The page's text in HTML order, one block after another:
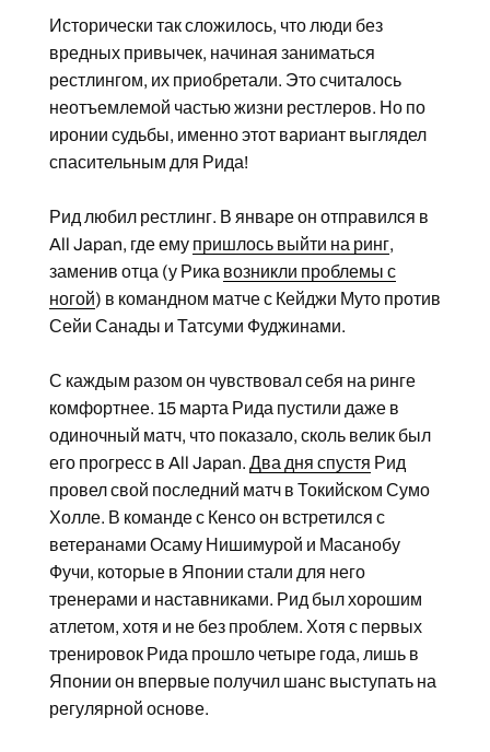
Исторически так сложилось, что люди без
вредных привычек, начиная заниматься
рестлингом, их приобретали. Это считалось
неотъемлемой частью жизни рестлеров. Но по
иронии судьбы, именно этот вариант выглядел
спасительным для Рида!
Рид любил рестлинг. В январе он отправился в
All Japan, где ему пришлось выйти на ринг,
заменив отца (у Рика возникли проблемы с
ногой) в командном матче с Кейджи Муто против
Сейи Санады и Татсуми Фуджинами.
С каждым разом он чувствовал себя на ринге
комфортнее. 15 марта Рида пустили даже в
одиночный матч, что показало, сколь велик был
его прогресс в All Japan. Два дня спустя Рид
провел свой последний матч в Токийском Сумо
Холле. В команде с Кенсо он встретился с
ветеранами Осаму Нишимурой и Масанобу
Фучи, которые в Японии стали для него
тренерами и наставниками. Рид был хорошим
атлетом, хотя и не без проблем. Хотя с первых
тренировок Рида прошло четыре года, лишь в
Японии он впервые получил шанс выступать на
регулярной основе.